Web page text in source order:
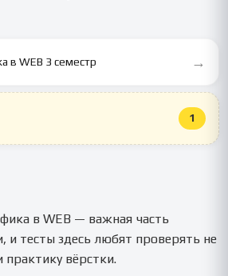
в WEB 3 семестр →
1
в WEB — важная часть
и тесты здесь любят проверять не
вёрстки.